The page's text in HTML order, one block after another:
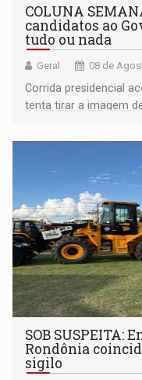
COLUNA
candidatos ao
tudo ou nada
Geral 08 de
Corrida presidencial
tenta tirar a imagem
não ter entrado no
SOB SUSPEITA:
Rondônia
sigilo